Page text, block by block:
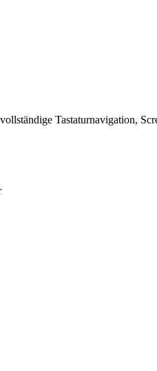
Tastaturnavigation,